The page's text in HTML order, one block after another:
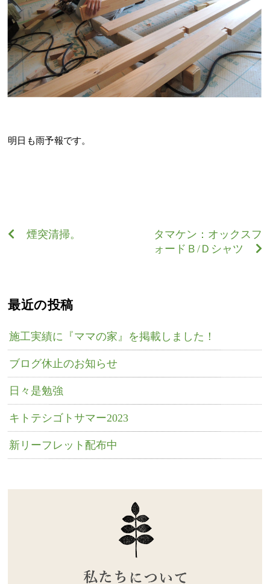
明日も雨予報です。
煙突清掃。
タマケン：オックスフ
ォードＢ/Ｄシャツ
最近の投稿
施工実績に『ママの家』を掲載しました！
ブログ休止のお知らせ
日々是勉強
キトテシゴトサマー2023
新リーフレット配布中